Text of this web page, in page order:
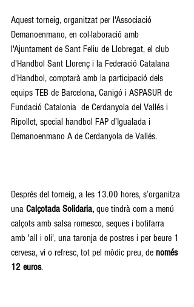
Aquest torneig, organitzat per l'Associació
Demanoenmano, en col·laboració amb
l'Ajuntament de Sant Feliu de Llobregat, el club
d'Handbol Sant Llorenç i la Federació Catalana
d’Handbol, comptarà amb la participació dels
equips TEB de Barcelona, Canigó i ASPASUR de
Fundació Catalonia  de Cerdanyola del Vallés i
Ripollet, special handbol FAP d’Igualada i
Demanoenmano A de Cerdanyola de Vallés.
Després del torneig, a les 13.00 hores, s’organitza
una Calçotada Solidaria, que tindrà com a menú
calçots amb salsa romesco, seques i botifarra
amb 'all i oli', una taronja de postres i per beure 1
cervesa, vi o refresc, tot pel mòdic preu, de només
12 euros.